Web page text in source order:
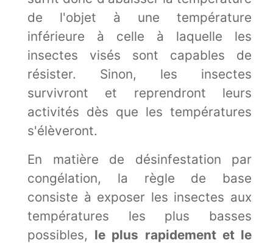
de l'objet à une température
inférieure à celle à laquelle les
insectes visés sont capables de
résister. Sinon, les insectes
survivront et reprendront leurs
activités dès que les températures
s'élèveront.
En matière de désinfestation par
congélation, la règle de base
consiste à exposer les insectes aux
températures les plus basses
possibles, le plus rapidement et le